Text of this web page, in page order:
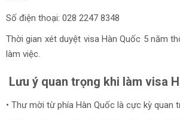
Số điện thoại: 028 2247 8348
Thời gian xét duyệt visa Hàn Quốc 5 năm
làm việc.
Lưu ý quan trọng khi làm visa
• Thư mời từ phía Hàn Quốc là cực kỳ quan